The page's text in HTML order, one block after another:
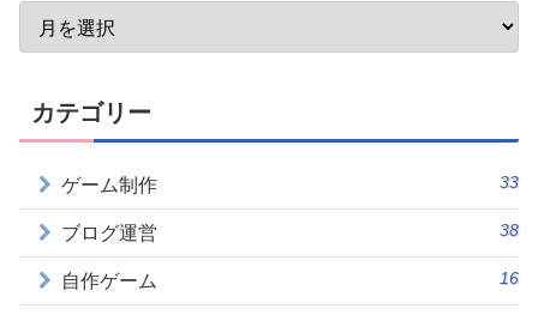
カテゴリー
ゲーム制作 33
ブログ運営 38
自作ゲーム 16